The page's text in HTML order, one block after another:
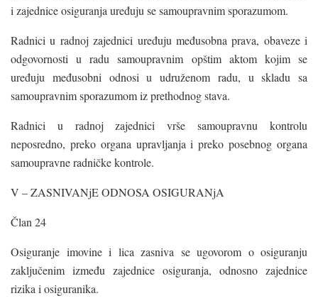
i zajednice osiguranja uređuju se samoupravnim sporazumom.
Radnici u radnoj zajednici uređuju međusobna prava, obaveze i
odgovornosti u radu samoupravnim opštim aktom kojim se
uređuju međusobni odnosi u udruženom radu, u skladu sa
samoupravnim sporazumom iz prethodnog stava.
Radnici u radnoj zajednici vrše samoupravnu kontrolu
neposredno, preko organa upravljanja i preko posebnog organa
samoupravne radničke kontrole.
V – ZASNIVANjE ODNOSA OSIGURANjA
Član 24
Osiguranje imovine i lica zasniva se ugovorom o osiguranju
zaključenim između zajednice osiguranja, odnosno zajednice
rizika i osiguranika.